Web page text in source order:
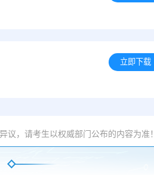
立即下载
，请考生以权威部门公布的内容为准！